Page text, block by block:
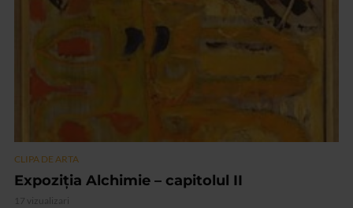
CLIPA DE ARTA
Expoziția Alchimie – capitolul II
17 vizualizari